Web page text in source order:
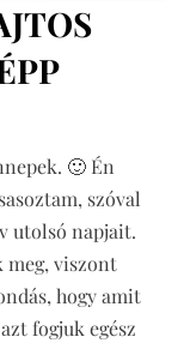
🙂 Én
szóval
utolsó napjait.
meg, viszont
hogy amit
fogjuk egész